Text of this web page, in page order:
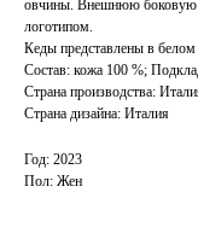
овчины. Внешнюю боковую
логотипом.
Кеды представлены в белом
Состав: кожа 100 %;
Страна производства:
Страна дизайна: Италия
Год: 2023
Пол: Жен